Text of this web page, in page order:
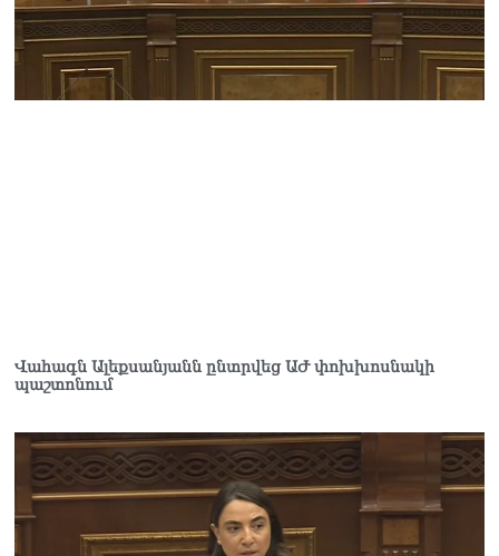
Վահագն Ալեքսանյանն ընտրվեց ԱԺ փոխխոսնակի
պաշտոնում